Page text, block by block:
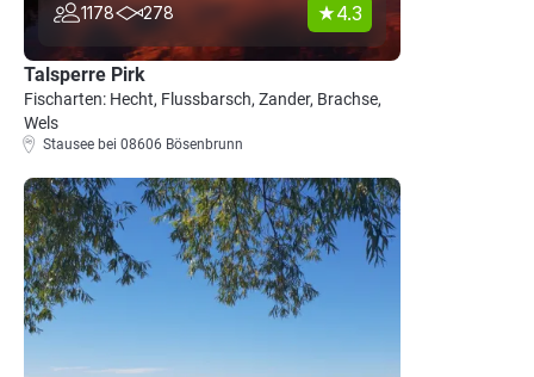
1178 278 4.3
Talsperre Pirk
Fischarten: Hecht, Flussbarsch, Zander, Brachse,
Wels
Stausee bei 08606 Bösenbrunn